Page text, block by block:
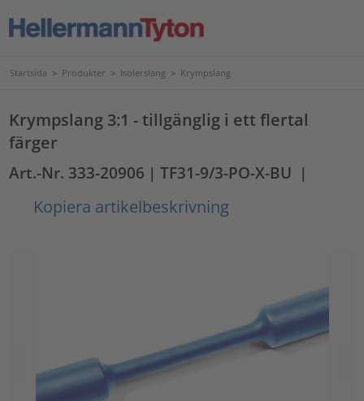
Startsida > Produkter > Isolerslang > Krympslang
Krympslang 3:1 - tillgänglig i ett flertal
färger
Art.-Nr. 333-20906 | TF31-9/3-PO-X-BU |
Kopiera artikelbeskrivning